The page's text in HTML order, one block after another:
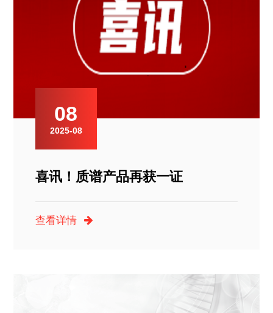
08
2025-08
喜讯！质谱产品再获一证
查看详情